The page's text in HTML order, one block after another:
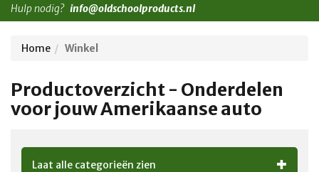
Hulp nodig? info@oldschoolproducts.nl
Home Winkel
Productoverzicht - Onderdelen
voor jouw Amerikaanse auto
Laat alle categorieën zien